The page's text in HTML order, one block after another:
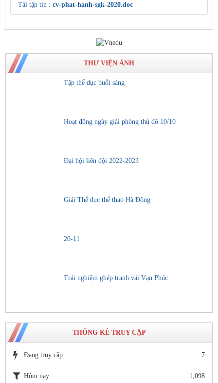
Tải tập tin : cv-phat-hanh-sgk-2020.doc
THƯ VIỆN ẢNH
Tập thể dục buổi sáng
Hoạt động ngày giải phòng thủ đô 10/10
Đại hội liên đội 2022-2023
Giải Thể dục thể thao Hà Đông
20-11
Trải nghiệm ghép tranh vải Vạn Phúc
THỐNG KÊ TRUY CẬP
Đang truy cập 7
Hôm nay 1,098